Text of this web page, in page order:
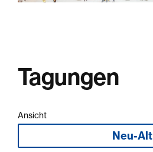
Tagungen
Ansicht
Neu-Alt